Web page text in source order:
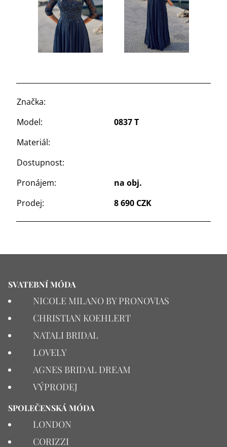
Značka:
Model:
0837 T
Materiál:
Dostupnost:
Pronájem:
na obj.
Prodej:
8 690 CZK
SVATEBNÍ MÓDA
NICOLE MILANO BY PRONOVIAS
CHRISTIAN KOEHLERT
NATALI BRIDAL
LOVELY
AGNES BRIDAL DREAM
VÝPRODEJ
SPOLEČENSKÁ MÓDA
LONDON
CORIZZI